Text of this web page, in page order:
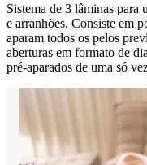
Sistema de 3 lâminas para
e arranhões. Consiste em
aparam todos os pelos
aberturas em formato de
pré-aparados de uma só